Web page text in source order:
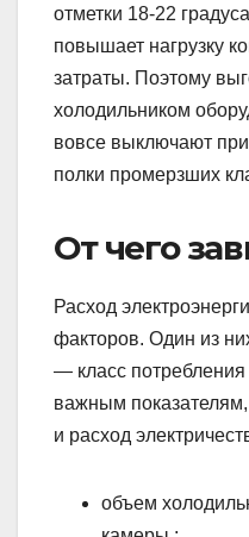
отметки 18-22
повышает нагрузку
затраты. Поэтому
холодильником
вовсе выключают
полки промерзших
От чего
Расход
факторов. Один из
— класс потребления
важным
и расход
объем